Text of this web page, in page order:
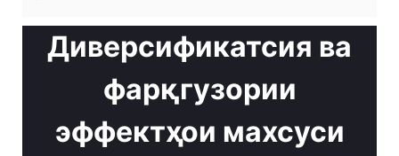
Диверсификатсия ва
фарқгузории
эффектҳои махсуси